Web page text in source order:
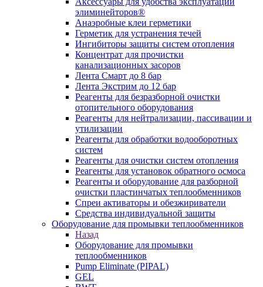
элиминейторов®
Анаэробные клеи герметики
Герметик для устранения течей
Ингибиторы защиты систем отопления
Концентрат для прочистки
канализационных засоров
Лента Смарт до 8 бар
Лента Экстрим до 12 бар
Реагенты для безразборной очистки
отопительного оборудования
Реагенты для нейтрализации, пассивации и
утилизации
Реагенты для обработки водооборотных
систем
Реагенты для очистки систем отопления
Реагенты для установок обратного осмоса
Реагенты и оборудование для разборной
очистки пластинчатых теплообменников
Спреи активаторы и обезжириватели
Средства индивидуальной защиты
Оборудование для промывки теплообменников
Назад
Оборудование для промывки
теплообменников
Pump Eliminate (PIPAL)
GEL